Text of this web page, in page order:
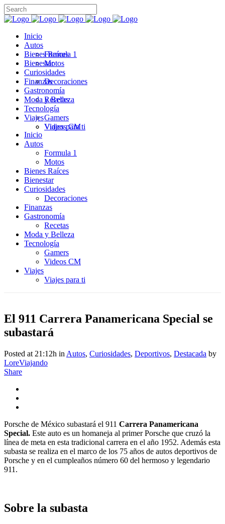
Inicio
Autos
Formula 1
Motos
Bienes Raíces
Bienestar
Curiosidades
Decoraciones
Finanzas
Gastronomía
Recetas
Moda y Belleza
Tecnología
Gamers
Videos CM
Viajes
Viajes para ti
Inicio
Autos
Formula 1
Motos
Bienes Raíces
Bienestar
Curiosidades
Decoraciones
Finanzas
Gastronomía
Recetas
Moda y Belleza
Tecnología
Gamers
Videos CM
Viajes
Viajes para ti
El 911 Carrera Panamericana Special se
subastará
Posted at 21:12h in Autos, Curiosidades, Deportivos, Destacada by
LoreViajando
Share
Porsche de México subastará el 911 Carrera Panamericana
Special. Este auto es un homaneja al primer Porsche que cruzó la
línea de meta en esta tradicional carrera en el año 1952. Además esta
subasta se realiza en el marco de los 75 años de autos deportivos de
Porsche y en el cumpleaños número 60 del hermoso y legendario
911.
Sobre la subasta